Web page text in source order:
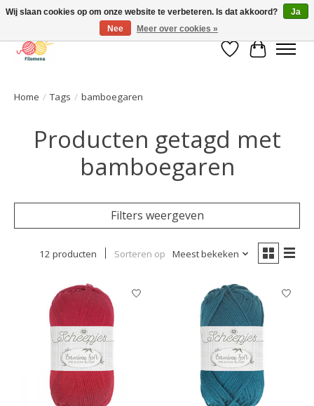
Verlanglijst
Home / Tags / bamboegaren
Producten getagd met
bamboegaren
Filters weergeven
12 producten Sorteren op Meest bekeken
Wij slaan cookies op om onze website te verbeteren. Is dat akkoord?
Ja
Nee
Meer over cookies »